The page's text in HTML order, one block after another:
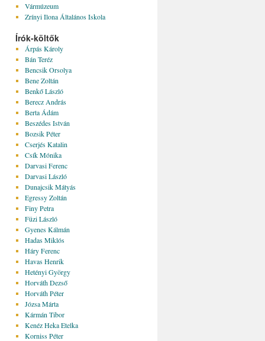
Vármúzeum
Zrínyi Ilona Általános Iskola
Írók-költők
Árpás Károly
Bán Teréz
Bencsik Orsolya
Bene Zoltán
Benkő László
Berecz András
Berta Ádám
Beszédes István
Bozsik Péter
Cserjés Katalin
Csík Mónika
Darvasi Ferenc
Darvasi László
Dunajcsik Mátyás
Egressy Zoltán
Finy Petra
Füzi László
Gyenes Kálmán
Hadas Miklós
Háry Ferenc
Havas Henrik
Hetényi György
Horváth Dezső
Horváth Péter
Józsa Márta
Kármán Tibor
Kenéz Heka Etelka
Korniss Péter